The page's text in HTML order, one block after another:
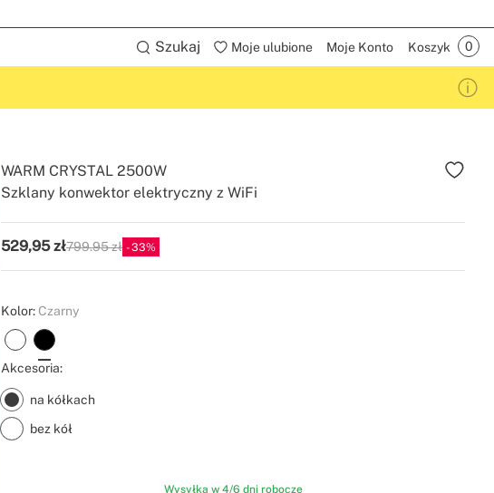
Szukaj Moje ulubione Moje Konto Koszyk
Szklany konwektor elektryczny z WiFi
WARM CRYSTAL 2500W
529,95 złP.V.P
799.95 zł 33
Kolor: Czarny
Akcesoria:
na kółkach
bez kół
Wysyłka w 4/6 dni robocze